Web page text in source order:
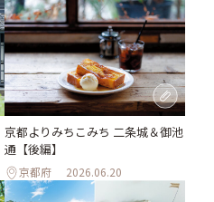
京都よりみちこみち 二条城＆御池
通【後編】
京都府 2026.06.20